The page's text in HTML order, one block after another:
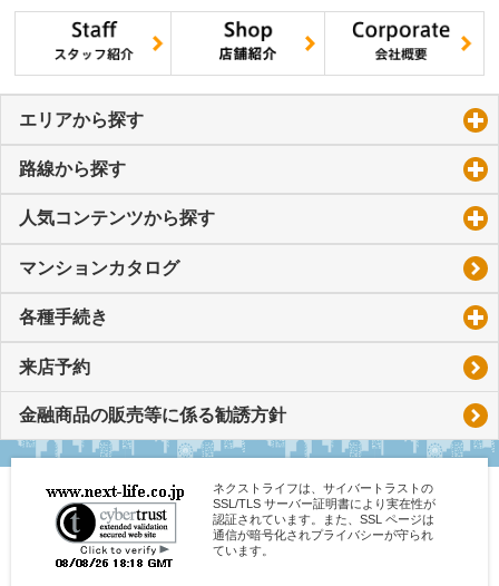
エリアから探す
路線から探す
人気コンテンツから探す
マンションカタログ
各種手続き
来店予約
金融商品の販売等に係る勧誘方針
ネクストライフは、サイバートラストの
SSL/TLS サーバー証明書により実在性が
認証されています。また、SSL ページは
通信が暗号化されプライバシーが守られ
ています。